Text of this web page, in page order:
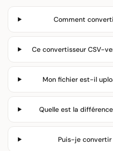
Comment
Ce convertisseur CSV-
Mon fichier est-il
Quelle est la
Puis-je convertir